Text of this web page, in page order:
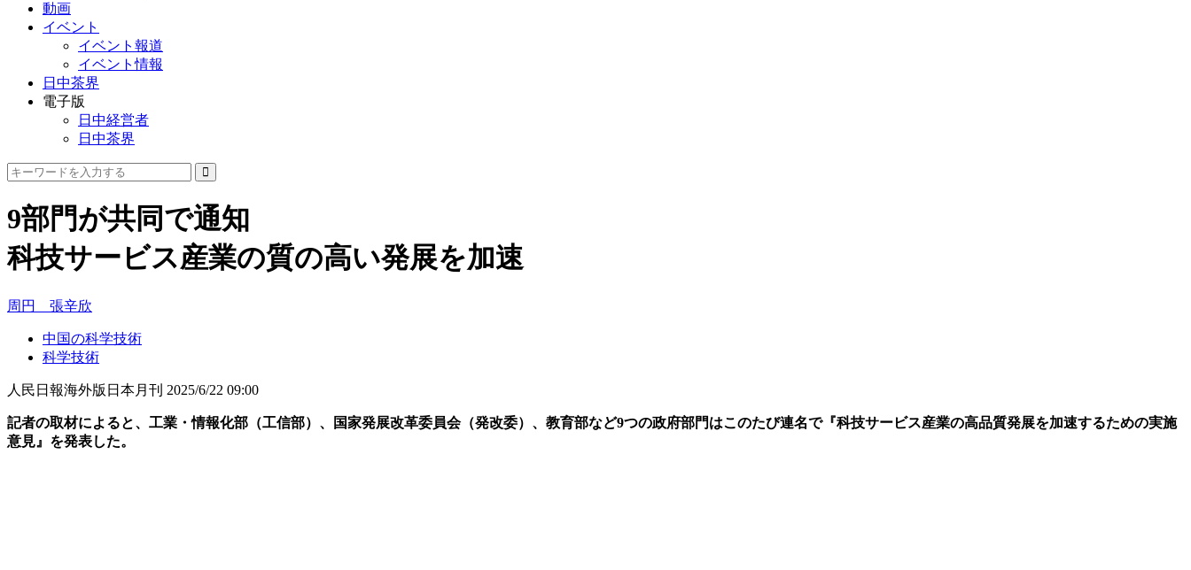
動画
イベント
イベント報道
イベント情報
日中茶界
電子版
日中経営者
日中茶界
9部門が共同で通知
科技サービス産業の質の高い発展を加速
周円 張辛欣
中国の科学技術
科学技術
人民日報海外版日本月刊 2025/6/22 09:00
記者の取材によると、工業・情報化部（工信部）、国家発展改革委員会（発改委）、教育部など9つの政府部門はこのたび連名で『科技サービス産業の高品質発展を加速するための実施
意見』を発表した。